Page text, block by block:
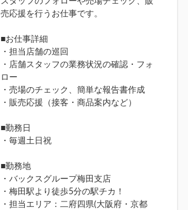
売応援を行うお仕事です。
■お仕事詳細
・担当店舗の巡回
・店舗スタッフの業務状況の確認・フォ
ロー
・売場のチェック、簡単な報告書作成
・販売応援（接客・商品案内など）
■勤務日
・毎週土日祝
■勤務地
・バックスグループ梅田支店
・梅田駅より徒歩5分の駅チカ！
・担当エリア：二府四県(大阪府・京都